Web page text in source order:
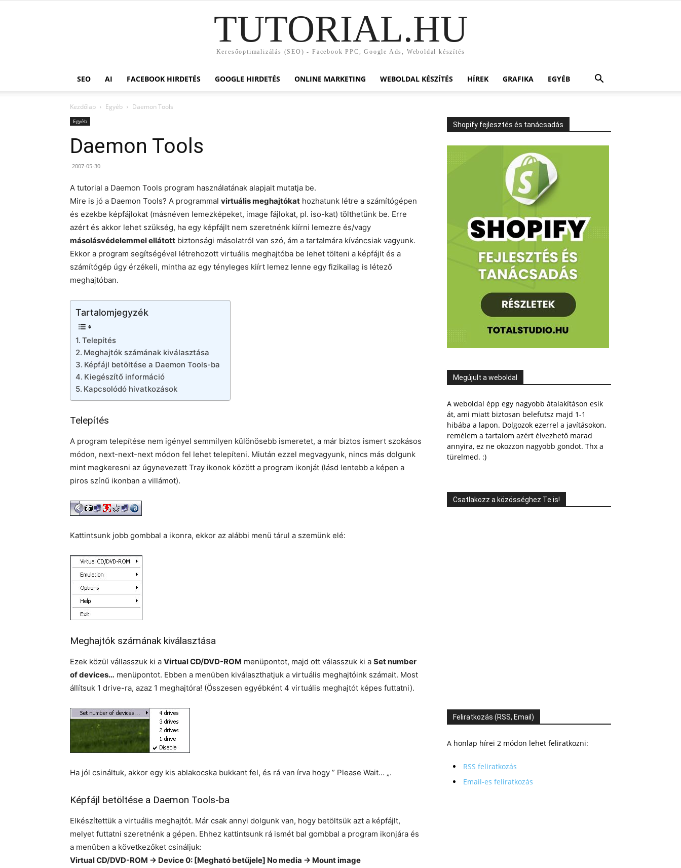
TUTORIAL.HU
Keresőoptimalizálás (SEO) - Facebook PPC, Google Ads, Weboldal készítés
SEO AI FACEBOOK HIRDETÉS GOOGLE HIRDETÉS ONLINE MARKETING WEBOLDAL KÉSZÍTÉS HÍREK GRAFIKA EGYÉB
Kezdőlap Egyéb Daemon Tools
Egyéb
Daemon Tools
2007-05-30
A tutorial a Daemon Tools program használatának alapjait mutatja be.
Mire is jó a Daemon Tools? A programmal virtuális meghajtókat hozhatunk létre a számítógépen
és ezekbe képfájlokat (másnéven lemezképeket, image fájlokat, pl. iso-kat) tölthetünk be. Erre
azért és akkor lehet szükség, ha egy képfájlt nem szeretnénk kiírni lemezre és/vagy
másolásvédelemmel ellátott biztonsági másolatról van szó, ám a tartalmára kíváncsiak vagyunk.
Ekkor a program segítségével létrehozott virtuális meghajtóba be lehet tölteni a képfájlt és a
számítógép úgy érzékeli, mintha az egy tényleges kiírt lemez lenne egy fizikailag is létező
meghajtóban.
Tartalomjegyzék
Telepítés
Meghajtók számának kiválasztása
Képfájl betöltése a Daemon Tools-ba
Kiegészítő információ
Kapcsolódó hivatkozások
Telepítés
A program telepítése nem igényel semmilyen különösebb ismeretet, a már biztos ismert szokásos
módon, next-next-next módon fel lehet telepíteni. Miután ezzel megvagyunk, nincs más dolgunk
mint megkeresni az úgynevezett Tray ikonok között a program ikonját (lásd lentebb a képen a
piros színű ikonban a villámot).
Kattintsunk jobb gombbal a ikonra, ekkor az alábbi menü tárul a szemünk elé:
Meghajtók számának kiválasztása
Ezek közül vállasszuk ki a Virtual CD/DVD-ROM menüpontot, majd ott válasszuk ki a Set number
of devices… menüpontot. Ebben a menüben kiválaszthatjuk a virtuális meghajtóink számait. Most
állítsuk 1 drive-ra, azaz 1 meghajtóra! (Összesen egyébként 4 virtuális meghajtót képes futtatni).
Ha jól csináltuk, akkor egy kis ablakocska bukkant fel, és rá van írva hogy ” Please Wait… „.
Képfájl betöltése a Daemon Tools-ba
Elkészítettük a virtuális meghajtót. Már csak annyi dolgunk van, hogy betöltsük azt a képfájlt,
melyet futtatni szeretnénk a gépen. Ehhez kattintsunk rá ismét bal gombbal a program ikonjára és
a menüben a következőket csináljuk:
Virtual CD/DVD-ROM -> Device 0: [Megható betűjele] No media -> Mount image
Shopify fejlesztés és tanácsadás
Megújult a weboldal
A weboldal épp egy nagyobb átalakításon esik
át, ami miatt biztosan belefutsz majd 1-1
hibába a lapon. Dolgozok ezerrel a javításokon,
remélem a tartalom azért élvezhető marad
annyira, ez ne okozzon nagyobb gondot. Thx a
türelmed. :)
Csatlakozz a közösséghez Te is!
Feliratkozás (RSS, Email)
A honlap hírei 2 módon lehet feliratkozni:
RSS feliratkozás
Email-es feliratkozás